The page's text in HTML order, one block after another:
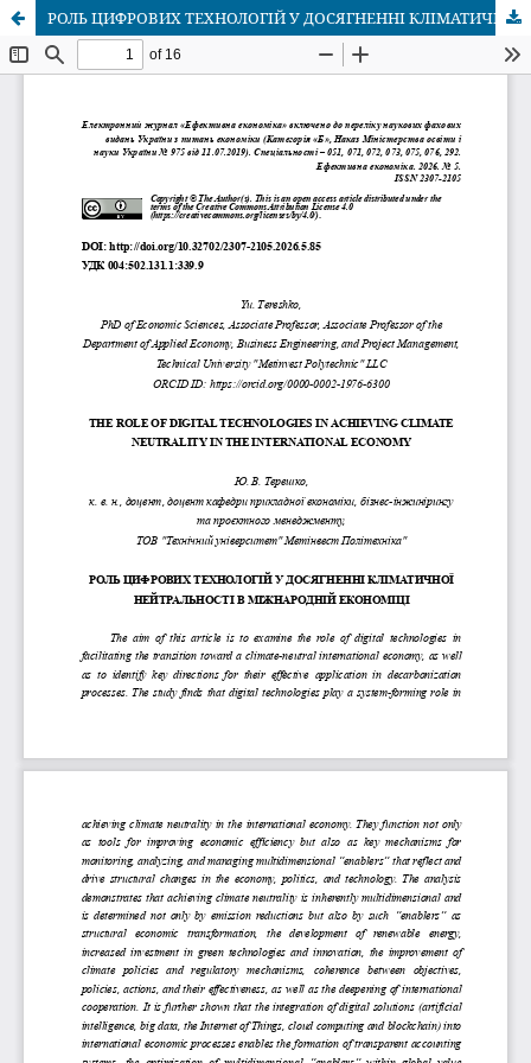
РОЛЬ ЦИФРОВИХ ТЕХНОЛОГІЙ У ДОСЯГНЕННІ КЛІМАТИЧНОЇ НЕЙТРАЛЬНОСТІ В МІЖНАРОДНІЙ ЕКОНОМІЦІ